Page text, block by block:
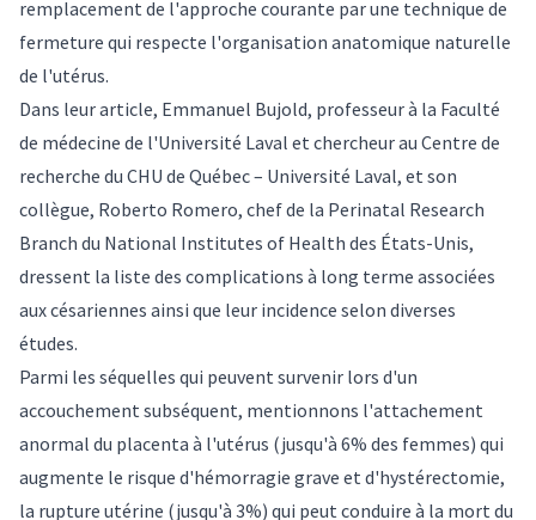
remplacement de l'approche courante par une technique de
fermeture qui respecte l'organisation anatomique naturelle
de l'utérus.
Dans leur article, Emmanuel Bujold, professeur à la Faculté
de médecine de l'Université Laval et chercheur au Centre de
recherche du CHU de Québec – Université Laval, et son
collègue, Roberto Romero, chef de la Perinatal Research
Branch du National Institutes of Health des États-Unis,
dressent la liste des complications à long terme associées
aux césariennes ainsi que leur incidence selon diverses
études.
Parmi les séquelles qui peuvent survenir lors d'un
accouchement subséquent, mentionnons l'attachement
anormal du placenta à l'utérus (jusqu'à 6% des femmes) qui
augmente le risque d'hémorragie grave et d'hystérectomie,
la rupture utérine (jusqu'à 3%) qui peut conduire à la mort du